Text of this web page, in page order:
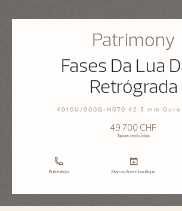
Patrimony
Fases Da Lua
Retrógrada
4010U/000G-H070 42.5 mm
49 700 CHF
Taxas incluídas
Entrevista Marcação em boutique